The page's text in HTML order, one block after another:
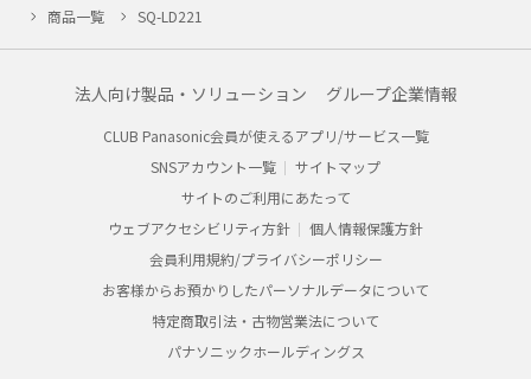
商品一覧
SQ-LD221
法人向け製品・ソリューション グループ企業情報
CLUB Panasonic会員が使えるアプリ/サービス一覧
SNSアカウント一覧
サイトマップ
サイトのご利用にあたって
ウェブアクセシビリティ方針
個人情報保護方針
会員利用規約/プライバシーポリシー
お客様からお預かりしたパーソナルデータについて
特定商取引法・古物営業法について
パナソニックホールディングス